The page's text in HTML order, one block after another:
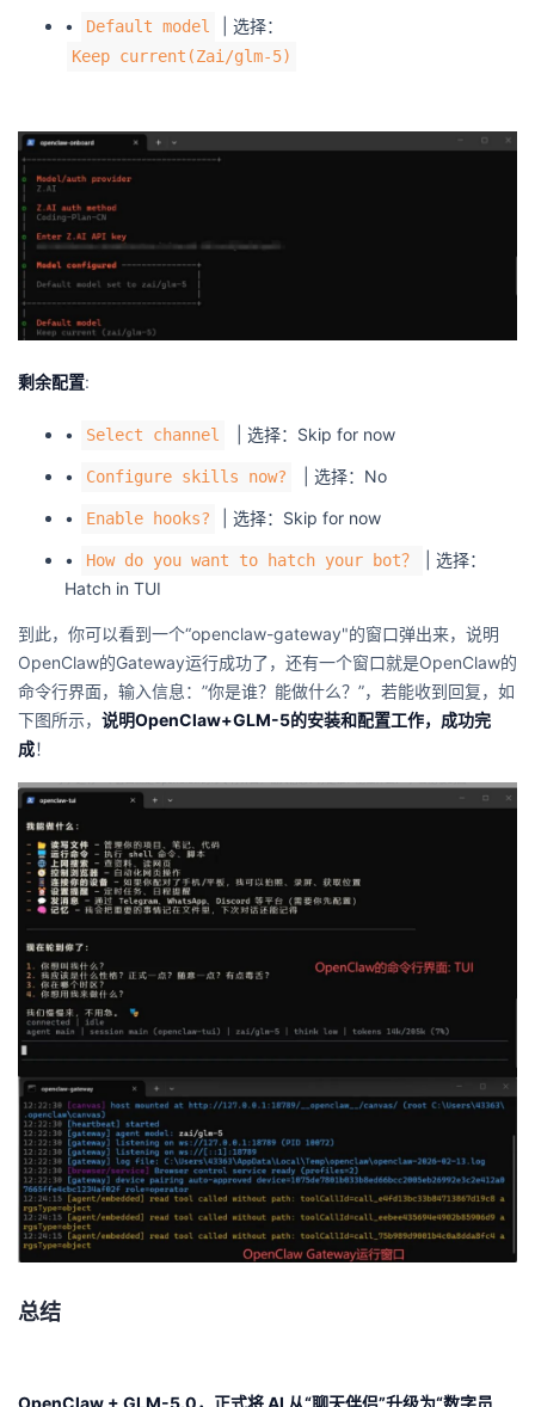
•
Default model | 选择：
Keep current(Zai/glm-5)
剩余配置:
• Select channel | 选择：Skip for now
• Configure skills now? | 选择：No
• Enable hooks? | 选择：Skip for now
• How do you want to hatch your bot？
| 选择：
Hatch in TUI
到此，你可以看到一个“openclaw-gateway"的窗口弹出来，说明
OpenClaw的Gateway运行成功了，还有一个窗口就是OpenClaw的
命令行界面，输入信息：”你是谁？能做什么？”，若能收到回复，如
下图所示， 说明OpenClaw+GLM-5的安装和配置工作，成功完
成！
总结
OpenClaw + GLM-5.0，正式将 AI 从“聊天伴侣”升级为“数字员